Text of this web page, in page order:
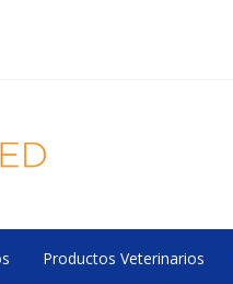
Productos Veterinarios